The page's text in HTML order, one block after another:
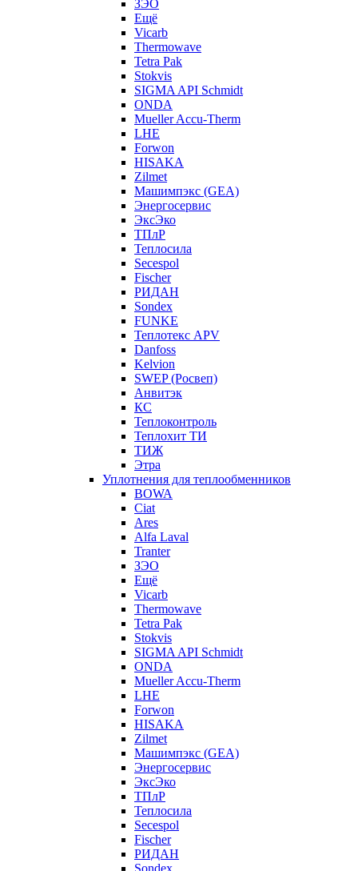
ЗЭО
Ещё
Vicarb
Thermowave
Tetra Pak
Stokvis
SIGMA API Schmidt
ONDA
Mueller Accu-Therm
LHE
Forwon
HISAKA
Zilmet
Машимпэкс (GEA)
Энергосервис
ЭксЭко
ТПлР
Теплосила
Secespol
Fischer
РИДАН
Sondex
FUNKE
Теплотекс APV
Danfoss
Kelvion
SWEP (Росвеп)
Анвитэк
КС
Теплоконтроль
Теплохит ТИ
ТИЖ
Этра
Уплотнения для теплообменников
BOWA
Ciat
Ares
Alfa Laval
Tranter
ЗЭО
Ещё
Vicarb
Thermowave
Tetra Pak
Stokvis
SIGMA API Schmidt
ONDA
Mueller Accu-Therm
LHE
Forwon
HISAKA
Zilmet
Машимпэкс (GEA)
Энергосервис
ЭксЭко
ТПлР
Теплосила
Secespol
Fischer
РИДАН
Sondex